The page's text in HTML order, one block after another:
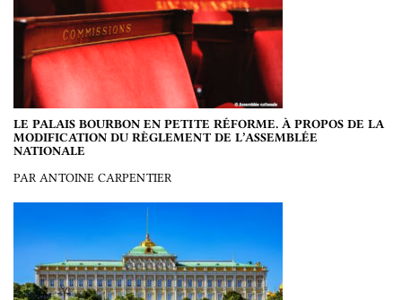
LE PALAIS BOURBON EN PETITE RÉFORME. À PROPOS DE LA
MODIFICATION DU RÈGLEMENT DE L’ASSEMBLÉE
NATIONALE
PAR ANTOINE CARPENTIER